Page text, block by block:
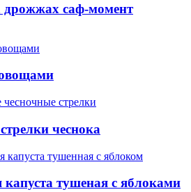
саф-момент
чеснока
тушеная с яблоками